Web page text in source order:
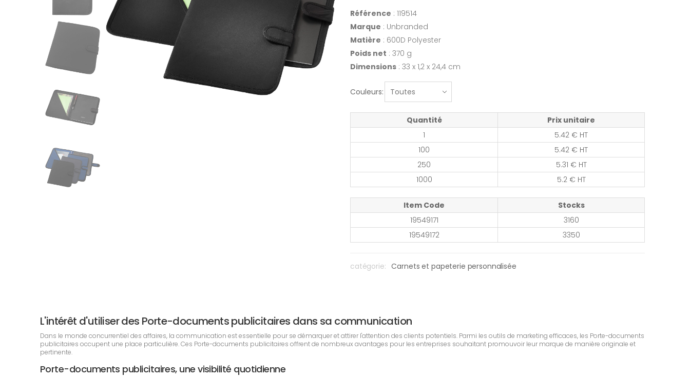
Référence : 119514
Marque : Unbranded
Matière : 600D Polyester
Poids net : 370 g
Dimensions : 33 x 1,2 x 24,4 cm
Couleurs:
Quantité
Prix unitaire
1
5.42 € HT
100
5.42 € HT
250
5.31 € HT
1000
5.2 € HT
Item Code
Stocks
19549171
3160
19549172
3350
catégorie: Carnets et papeterie personnalisée
L'intérêt d'utiliser des Porte-documents publicitaires dans sa communication
Dans le monde concurrentiel des affaires, la communication est essentielle pour se démarquer et attirer l'attention des clients potentiels. Parmi les outils de marketing efficaces, les Porte-documents
publicitaires occupent une place particulière. Ces Porte-documents publicitaires offrent de nombreux avantages pour les entreprises souhaitant promouvoir leur marque de manière originale et
pertinente.
Porte-documents publicitaires, une visibilité quotidienne